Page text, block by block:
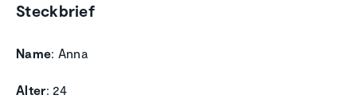
Steckbrief
Name: Anna
Alter: 24